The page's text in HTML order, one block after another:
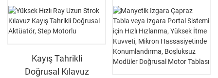
Kayış Tahrikli
Doğrusal Kılavuz